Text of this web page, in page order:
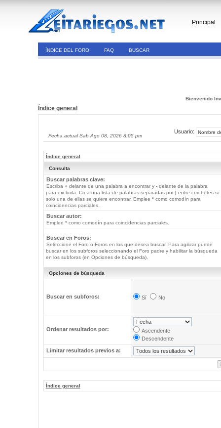
Principal
ÍNDICE DEL FORO FAQ BUSCAR
Bienvenido
Índice general
Fecha actual Sab Ago 08, 2026 8:05 pm
Usuario:
Índice general
Consulta
Buscar palabras clave:
Escriba +delante de una palabra a encontrar y -delante de la palabra
para excluirla. Crea una lista de palabras separadas por | entre corchetes si
solo una de ellas se quiere encontrar. Emplee *como comodín para
coincidencias parciales.
Buscar autor:
Emplee * como comodín para coincidencias parciales.
Buscar en Foros:
Seleccione el Foro o Foros en los que desea buscar. Para agilizar puede
buscar en los subforos seleccionando el Foro padre y habilitar la búsqueda
en los subforos (en Opciones de búsqueda).
Opciones de búsqueda
Buscar en subforos: Sí No
Ordenar resultados por:
Ascendente
Descendente
Limitar resultados previos a:
Índice general